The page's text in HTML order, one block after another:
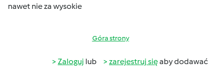
nawet nie za wysokie
Góra strony
Zaloguj lub zarejestruj sięaby dodawać